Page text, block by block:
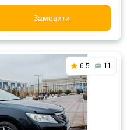
Замовити
6.5 11